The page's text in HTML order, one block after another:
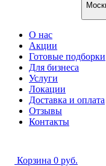
О нас
Акции
Готовые подборки
Для бизнеса
Услуги
Локации
Доставка и оплата
Отзывы
Контакты
Корзина 0 руб.